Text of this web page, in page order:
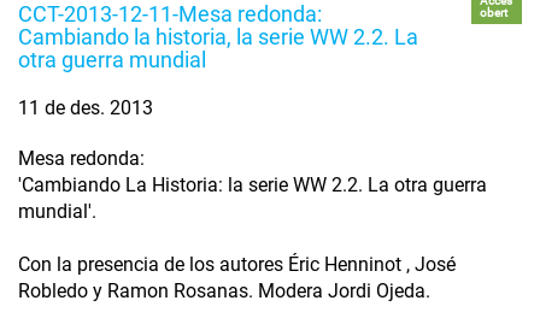
CCT-2013-12-11-Mesa redonda:
Cambiando la historia, la serie WW 2.2. La
otra guerra mundial
obert
11 de des. 2013
Mesa redonda:
'Cambiando La Historia: la serie WW 2.2. La otra guerra
mundial'.
Con la presencia de los autores Éric Henninot , José
Robledo y Ramon Rosanas. Modera Jordi Ojeda.